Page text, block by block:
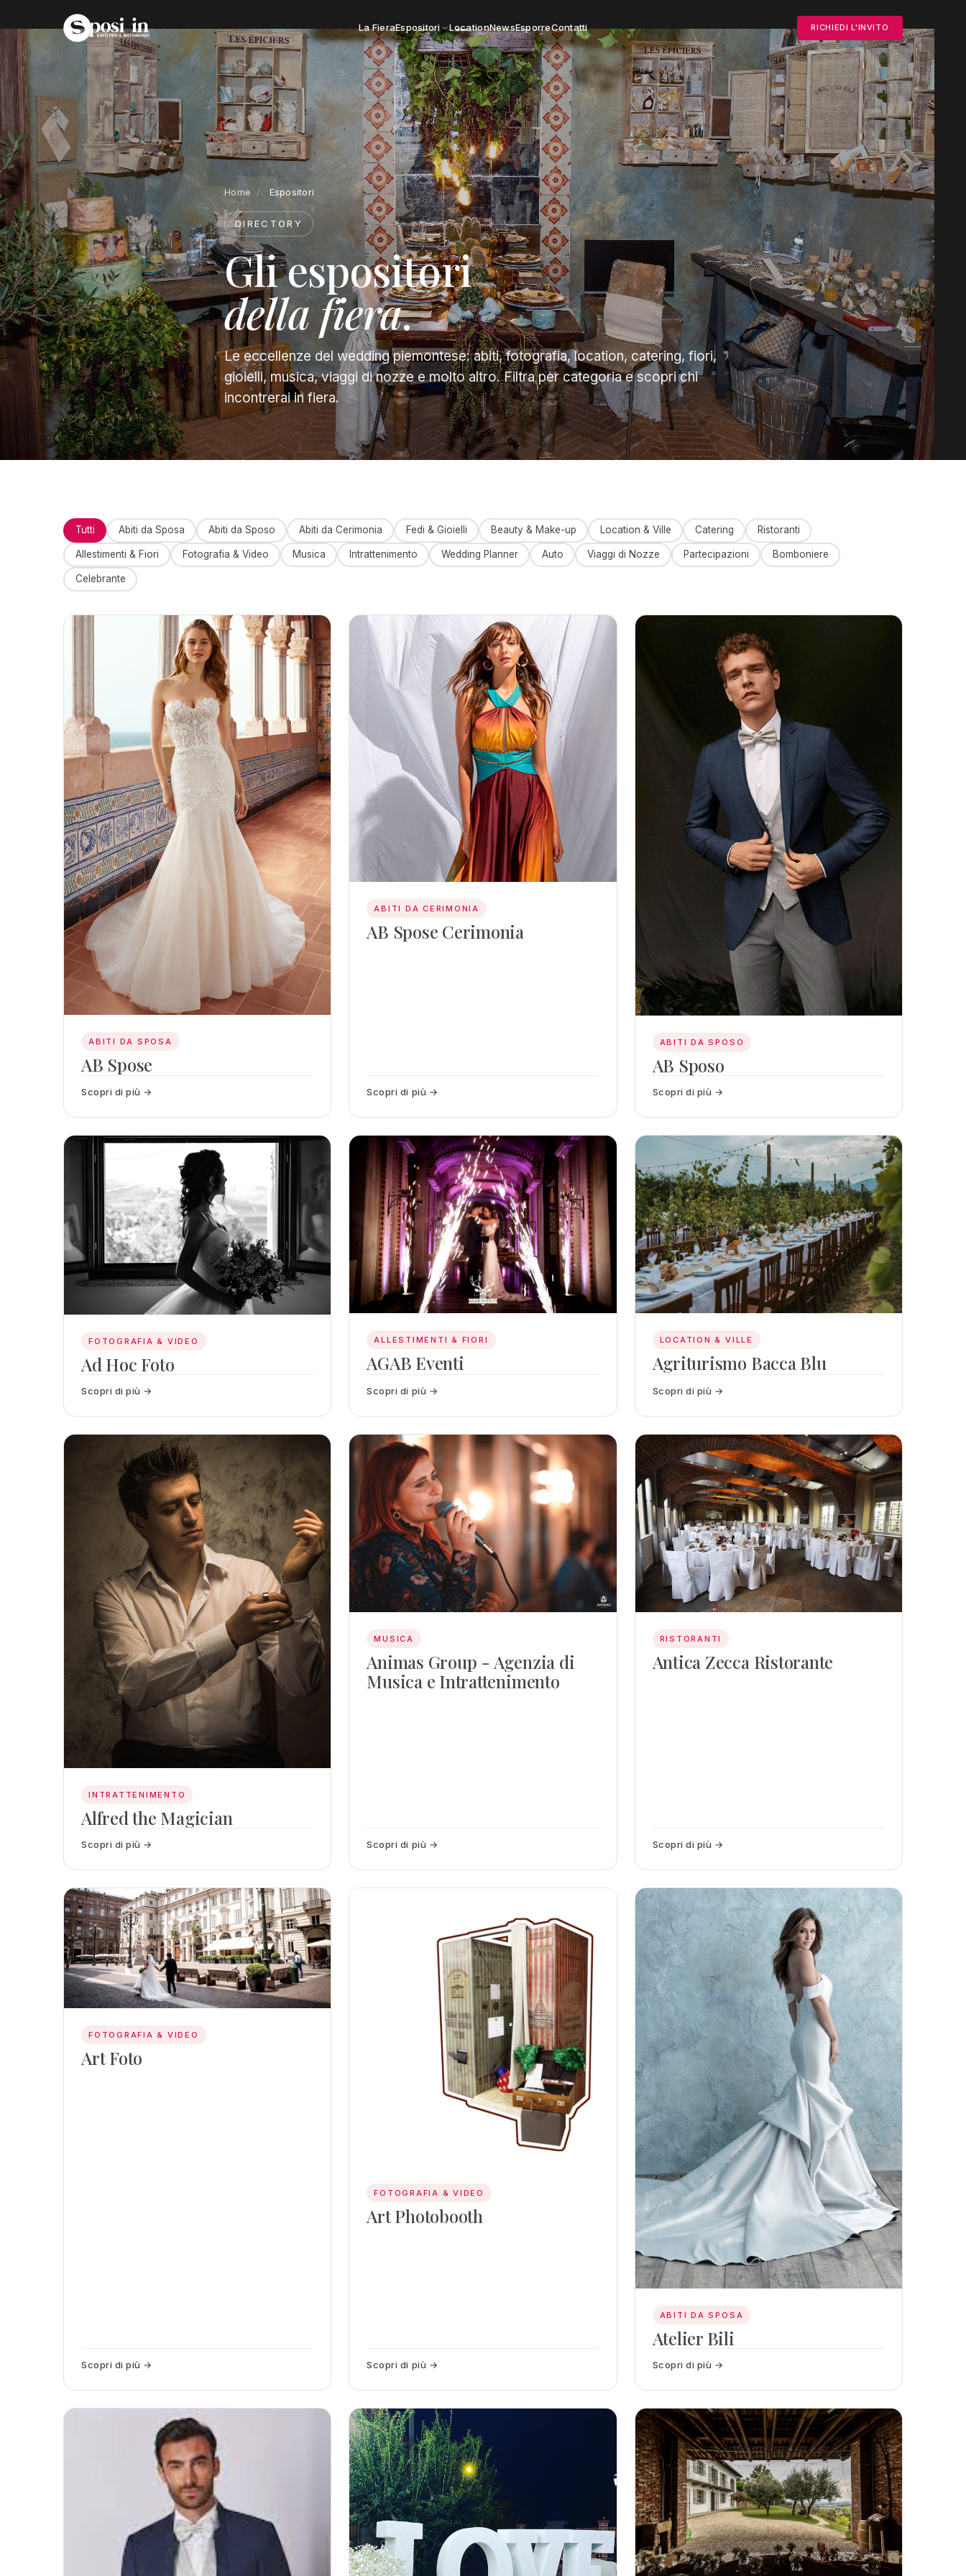
La FieraEspositori LocationNewsEsporreContatti RICHIEDI L'INVITO
Home / Espositori
DIRECTORY
Gli espositori
della fiera.
Le eccellenze del wedding piemontese: abiti, fotografia, location, catering, fiori,
gioielli, musica, viaggi di nozze e molto altro. Filtra per categoria e scopri chi
incontrerai in fiera.
Tutti Abiti da Sposa Abiti da Sposo Abiti da Cerimonia Fedi & Gioielli Beauty & Make-up Location & Ville Catering Ristoranti
Allestimenti & Fiori Fotografia & Video Musica Intrattenimento Wedding Planner Auto Viaggi di Nozze Partecipazioni Bomboniere
Celebrante
ABITI DA SPOSA
AB Spose
Scopri di più →
ABITI DA CERIMONIA
AB Spose Cerimonia
Scopri di più →
ABITI DA SPOSO
AB Sposo
Scopri di più →
FOTOGRAFIA & VIDEO
Ad Hoc Foto
Scopri di più →
ALLESTIMENTI & FIORI
AGAB Eventi
Scopri di più →
LOCATION & VILLE
Agriturismo Bacca Blu
Scopri di più →
INTRATTENIMENTO
Alfred the Magician
Scopri di più →
MUSICA
Animas Group - Agenzia di
Musica e Intrattenimento
Scopri di più →
RISTORANTI
Antica Zecca Ristorante
Scopri di più →
FOTOGRAFIA & VIDEO
Art Foto
Scopri di più →
FOTOGRAFIA & VIDEO
Art Photobooth
Scopri di più →
ABITI DA SPOSA
Atelier Bili
Scopri di più →